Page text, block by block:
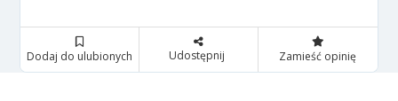
Dodaj do ulubionych Udostępnij Zamieść opinię